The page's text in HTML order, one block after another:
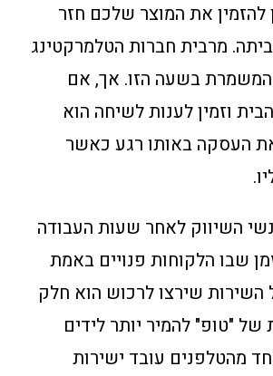
להזמין את המוצר שלכם חזר
מרבית חברות הטלמרקטינג
המשמרת בשעה הזו. אך, אם
וזמין לענות לשיחה הוא
העסקה באותו רגע כאשר
השיווק לאחר שעות העבודה
שבו הלקוחות פנויים באמת
שירצו לרכוש הוא חלק
של "טופ" להמיר יותר לידים
מהטלפנים עובד ישירות